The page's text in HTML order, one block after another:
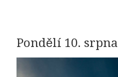
Pondělí 10. srpna